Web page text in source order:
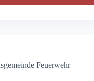
Feuerwehr